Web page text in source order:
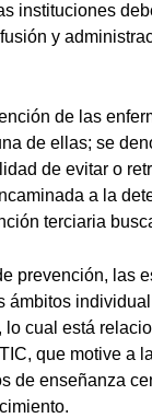
instituciones
y
de las
de ellas; se
de evitar o
a la
terciaria
prevención, las
ámbitos
cual está
que motive a
de enseñanza